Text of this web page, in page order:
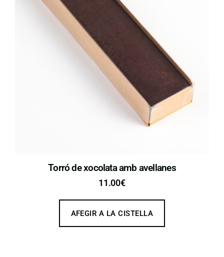
Torró de xocolata amb avellanes
11.00€
AFEGIR A LA CISTELLA